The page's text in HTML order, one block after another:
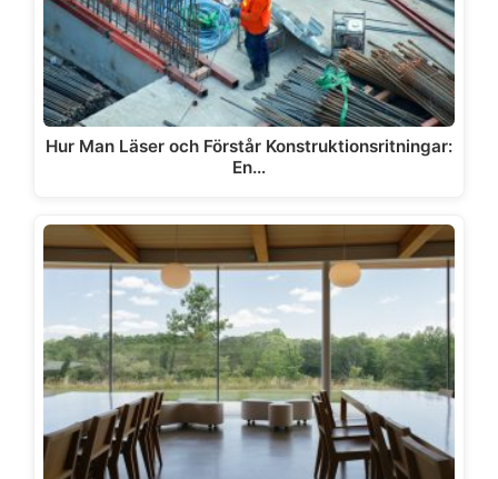
Hur Man Läser och Förstår Konstruktionsritningar:
En…